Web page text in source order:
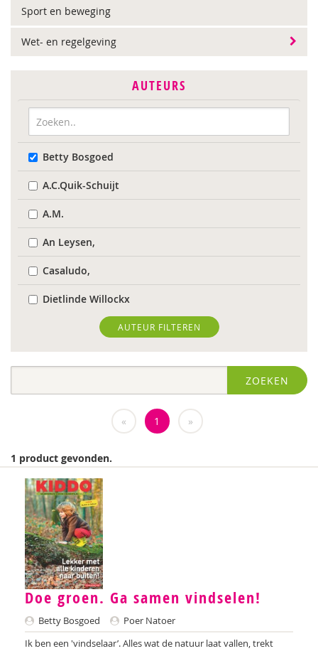
Sport en beweging
Wet- en regelgeving
AUTEURS
Betty Bosgoed
A.C.Quik-Schuijt
A.M.
An Leysen,
Casaludo,
Dietlinde Willockx
Landelijk Kenniscentrum LVB
Respect Foundation
Brenda Abrahamse-Van Beek
Marijke Adema
Ilse Aerden
Pauline van Aken
Evelyn Akkermans
Robbert Almekinders
Teatske Altenburg
AUTEUR FILTEREN
ZOEKEN
« 1 »
1 product gevonden.
Doe groen. Ga samen vindselen!
Betty Bosgoed
Poer Natoer
Ik ben een 'vindselaar’. Alles wat de natuur laat vallen, trekt